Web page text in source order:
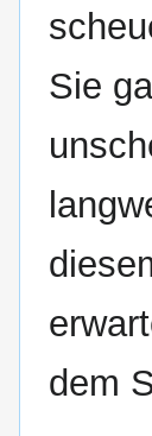
Sie
dem